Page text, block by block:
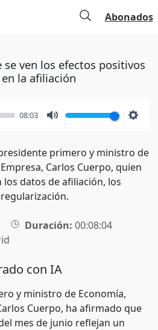
Abonados
se ven los efectos positivos
la afiliación
08:03
primero y ministro de
Carlos Cuerpo, quien
los datos de afiliación, los
Duración: 00:08:04
con IA
y ministro de Economía,
Cuerpo, ha afirmado que
mes de junio reflejan un